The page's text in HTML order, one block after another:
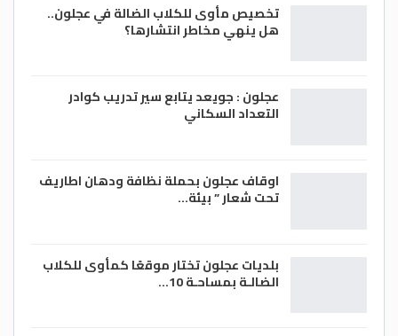
تخصيص مأوى للكلاب الضالة في عجلون..
هل ينهي مخاطر انتشارها؟
عجلون : جويعد يتابع سير تدريب كوادر
التعداد السكاني
اوقاف عجلون بحملة نظافة ودهان اطاريف
تحت شعار ” بيئة…
بلديات عجلون تختار موقعًا كمأوى للكلاب
الضالـة بمساحـة 10…